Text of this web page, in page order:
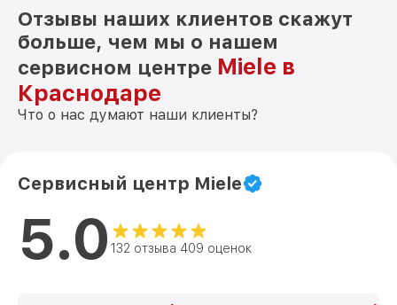
Отзывы наших клиентов скажут
больше, чем мы о нашем
сервисном центре Miele в
Краснодаре
Что о нас думают наши клиенты?
Сервисный центр Miele
5.0 132 отзыва 409 оценок